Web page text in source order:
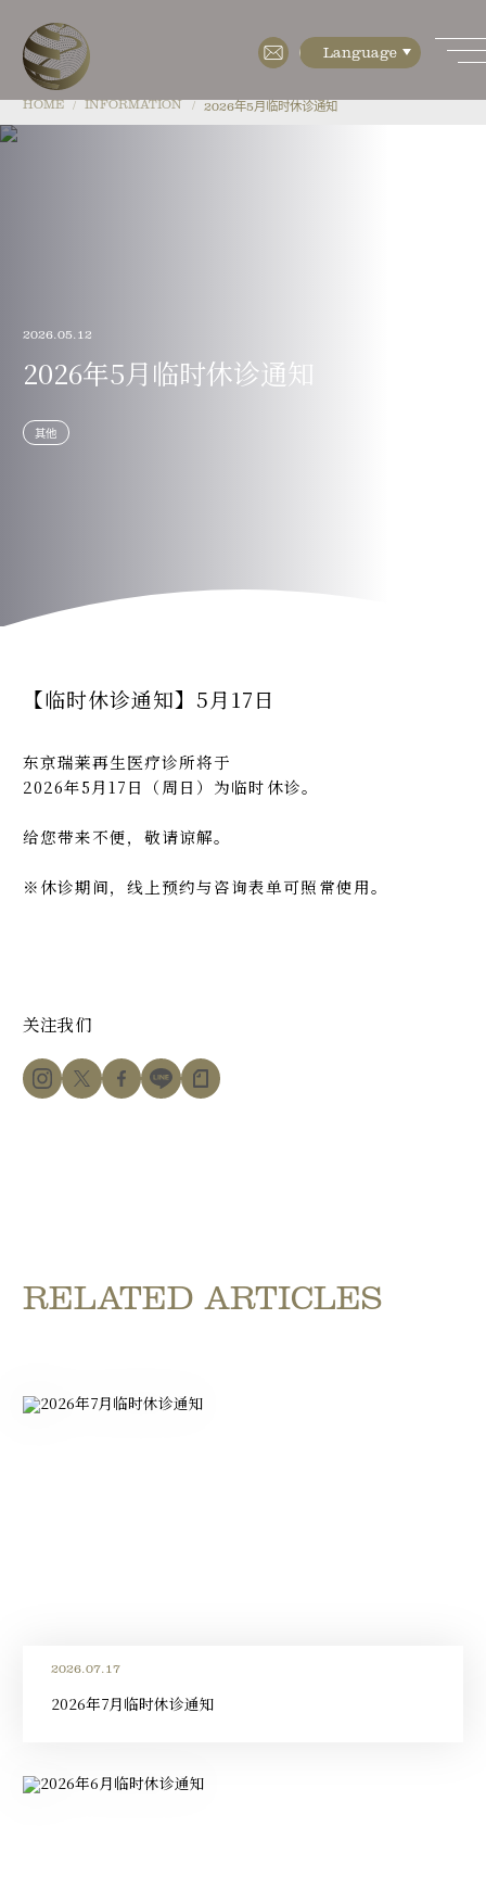
・培养设备(CPC)
・公司简介
ACCESS
FAQ
HOME INFORMATION 2026年5月临时休诊通知
2026.05.12
2026年5月临时休诊通知
其他
【临时休诊通知】5月17日
东京瑞莱再生医疗诊所将于
2026年5月17日（周日）为临时休诊。
给您带来不便，敬请谅解。
※休诊期间，线上预约与咨询表单可照常使用。
关注我们
RELATED ARTICLES
2026.07.17
2026年7月临时休诊通知